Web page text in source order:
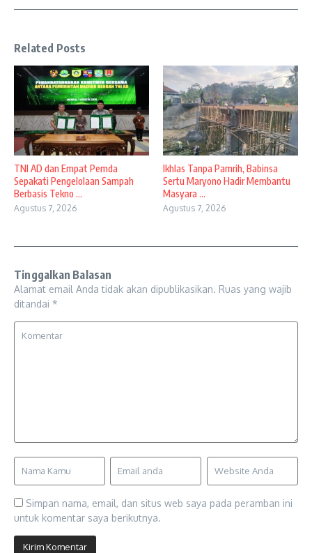
Related Posts
TNI AD dan Empat Pemda
Sepakati Pengelolaan Sampah
Berbasis Tekno ...
Agustus 7, 2026
Ikhlas Tanpa Pamrih, Babinsa
Sertu Maryono Hadir Membantu
Masyara ...
Agustus 7, 2026
Tinggalkan Balasan
Alamat email Anda tidak akan dipublikasikan. Ruas yang wajib
ditandai *
Simpan nama, email, dan situs web saya pada peramban ini
untuk komentar saya berikutnya.